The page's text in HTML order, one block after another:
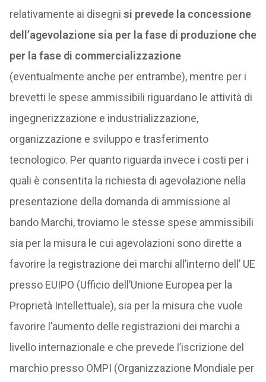
relativamente ai disegni si prevede la concessione
dell’agevolazione sia per la fase di produzione che
per la fase di commercializzazione
(eventualmente anche per entrambe), mentre per i
brevetti le spese ammissibili riguardano le attività di
ingegnerizzazione e industrializzazione,
organizzazione e sviluppo e trasferimento
tecnologico. Per quanto riguarda invece i costi per i
quali è consentita la richiesta di agevolazione nella
presentazione della domanda di ammissione al
bando Marchi, troviamo le stesse spese ammissibili
sia per la misura le cui agevolazioni sono dirette a
favorire la registrazione dei marchi all’interno dell’ UE
presso EUIPO (Ufficio dell’Unione Europea per la
Proprietà Intellettuale), sia per la misura che vuole
favorire l’aumento delle registrazioni dei marchi a
livello internazionale e che prevede l’iscrizione del
marchio presso OMPI (Organizzazione Mondiale per